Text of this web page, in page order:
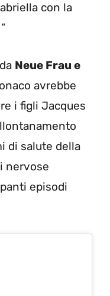
con la
Neue Frau e
avrebbe
i figli Jacques
di salute della
nervose
episodi